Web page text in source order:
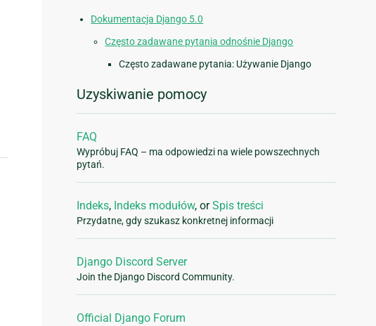
Dokumentacja Django 5.0
Często zadawane pytania odnośnie Django
Często zadawane pytania: Używanie Django
Uzyskiwanie pomocy
FAQ
Wypróbuj FAQ – ma odpowiedzi na wiele powszechnych
pytań.
Indeks, Indeks modułów, orSpis treści
Przydatne, gdy szukasz konkretnej informacji
Django Discord Server
Join the Django Discord Community.
Official Django Forum